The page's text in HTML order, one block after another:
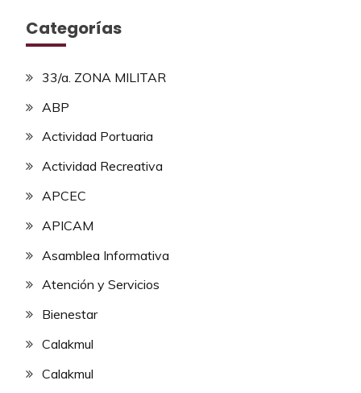
Categorías
33/a. ZONA MILITAR
ABP
Actividad Portuaria
Actividad Recreativa
APCEC
APICAM
Asamblea Informativa
Atención y Servicios
Bienestar
Calakmul
Calakmul